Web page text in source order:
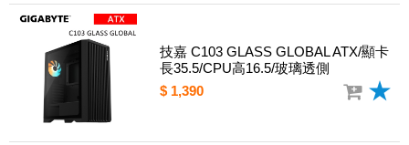
技嘉 C103 GLASS GLOBAL ATX/顯卡
長35.5/CPU高16.5/玻璃透側
$ 1,390